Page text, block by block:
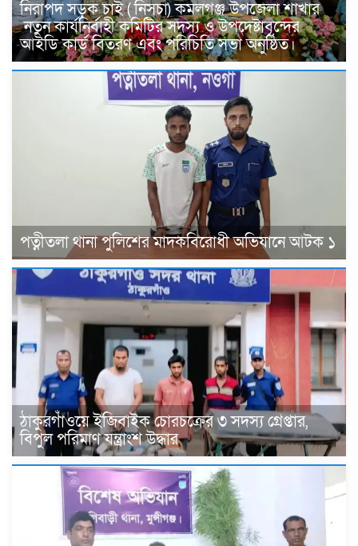
নিরাপদ সড়ক চাই ( নিসচা) কমলগঞ্জ উপজেলা শাখার
নতুন কার্যনির্বাহী কমিটির সদস্য ও উপদেষ্টাবৃন্দের
আইডি কার্ড বিতরণ এবং পরিচিতি সভা অনুষ্ঠিত।
পত্নীতলা থানা পুলিশের মাদকবিরোধী অভিযানে আটক ১
ঠাকুরগাঁওয়ে ইজিবাইক চোরচক্রের ৩ সদস্য গ্রেপ্তার,
বিপুল পরিমাণ যন্ত্রাংশ উদ্ধার ‎